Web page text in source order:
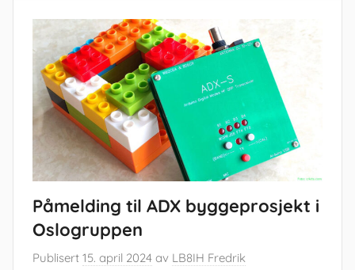
Påmelding til ADX byggeprosjekt i
Oslogruppen
Publisert 15. april 2024 av LB8IH Fredrik